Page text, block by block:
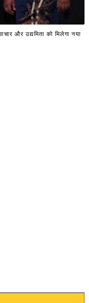
और उद्यमिता को मिलेगा नया